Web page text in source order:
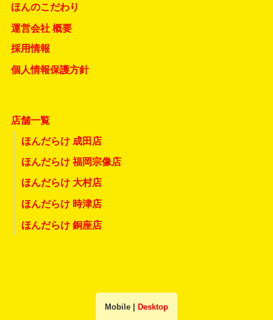
ほんのこだわり
運営会社 概要
採用情報
個人情報保護方針
店舗一覧
ほんだらけ 成田店
ほんだらけ 福岡宗像店
ほんだらけ 大村店
ほんだらけ 時津店
ほんだらけ 銅座店
Mobile Desktop